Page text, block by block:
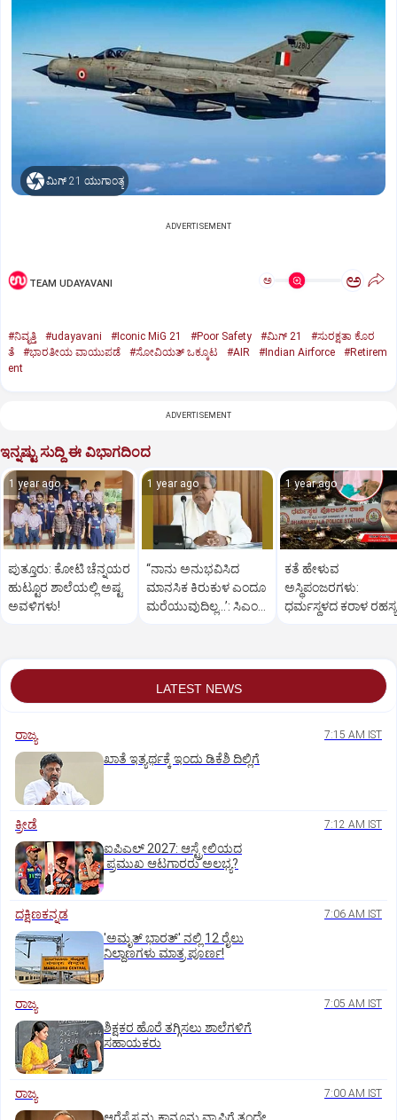
ಮಿಗ್‌ 21 ಯುಗಾಂತ್ಯ
ADVERTISEMENT
TEAM UDAYAVANI ಅ ಅ
#ನಿವೃತ್ತಿ #udayavani #Iconic MiG 21 #Poor Safety #ಮಿಗ್‌ 21
#ಸುರಕ್ಷತಾ ಕೊರ
ತೆ
#ಭಾರತೀಯ ವಾಯುಪಡೆ #ಸೋವಿಯತ್‌ ಒಕ್ಕೂಟ #AIR #Indian Airforce
#Retirem
ent
ADVERTISEMENT
ಇನ್ನಷ್ಟು ಸುದ್ದಿ ಈ ವಿಭಾಗದಿಂದ
1 year ago
ಪುತ್ತೂರು: ಕೋಟಿ ಚೆನ್ನಯರ
ಹುಟ್ಟೂರ ಶಾಲೆಯಲ್ಲಿ ಅಷ್ಟ
ಅವಳಿಗಳು!
1 year ago
“ನಾನು ಅನುಭವಿಸಿದ
ಮಾನಸಿಕ ಕಿರುಕುಳ ಎಂದೂ
ಮರೆಯುವುದಿಲ್ಲ…’: ಸಿಎಂ
1 year ago
ಕತೆ ಹೇಳುವ
ಅಸ್ಥಿಪಂಜರಗಳು:
ಧರ್ಮಸ್ಥಳದ‌ ಕರಾಳ ರಹಸ್ಯ
LATEST NEWS
ರಾಜ್ಯ 7:15 AM IST
ಖಾತೆ ಇತ್ಯರ್ಥಕ್ಕೆ ಇಂದು ಡಿಕೆಶಿ ದಿಲ್ಲಿಗೆ
ಕ್ರೀಡೆ 7:12 AM IST
ಐಪಿಎಲ್‌ 2027: ಆಸ್ಟ್ರೇಲಿಯದ
ಪ್ರಮುಖ ಆಟಗಾರರು ಅಲಭ್ಯ?
ದಕ್ಷಿಣಕನ್ನಡ 7:06 AM IST
'ಅಮೃತ್‌ ಭಾರತ್‌' ನಲ್ಲಿ 12 ರೈಲು
ನಿಲ್ದಾಣಗಳು ಮಾತ್ರ ಪೂರ್ಣ!
ರಾಜ್ಯ 7:05 AM IST
ಶಿಕ್ಷಕರ ಹೊರೆ ತಗ್ಗಿಸಲು ಶಾಲೆಗಳಿಗೆ
ಸಹಾಯಕರು
ರಾಜ್ಯ 7:00 AM IST